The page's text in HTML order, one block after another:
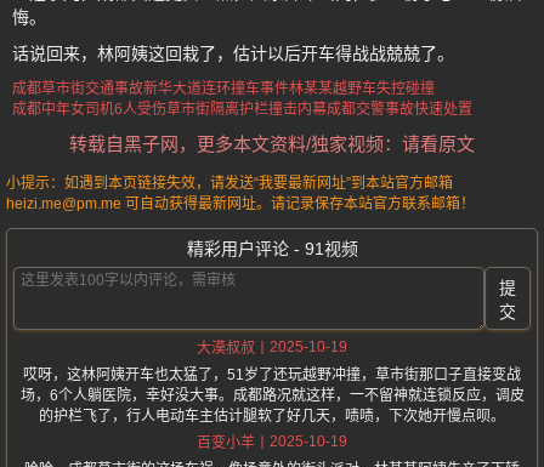
悔。
话说回来，林阿姨这回栽了，估计以后开车得战战兢兢了。
成都草市街交通事故新华大道连环撞车事件林某某越野车失控碰撞
成都中年女司机6人受伤草市街隔离护栏撞击内幕成都交警事故快速处置
转载自黑子网，更多本文资料/独家视频：请看原文
小提示：如遇到本页链接失效，请发送“我要最新网址”到本站官方邮箱
heizi.me@pm.me 可自动获得最新网址。请记录保存本站官方联系邮箱！
精彩用户评论 - 91视频
提
交
大漠叔叔
2025-10-19
哎呀，这林阿姨开车也太猛了，51岁了还玩越野冲撞，草市街那口子直接变战
场，6个人躺医院，幸好没大事。成都路况就这样，一不留神就连锁反应，调皮
的护栏飞了，行人电动车主估计腿软了好几天，啧啧，下次她开慢点呗。
百变小羊
2025-10-19